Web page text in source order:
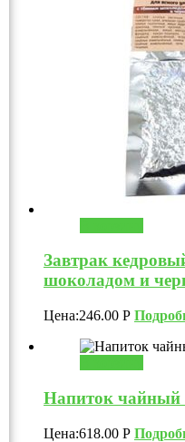
Завтрак
шоколадом и
Цена:246.00 Р
Напиток
Цена:618.00 Р